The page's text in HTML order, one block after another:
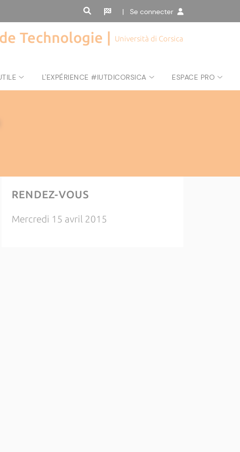
| Se connecter
Technologie | Università di Corsica
L'EXPÉRIENCE #IUTDICORSICA ESPACE PRO
RENDEZ-VOUS
Mercredi 15 avril 2015